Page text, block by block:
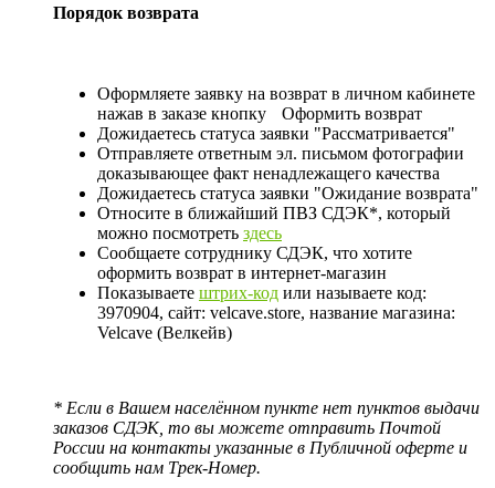
Порядок возврата
Оформляете заявку на возврат в личном кабинете
нажав в заказе кнопку
Оформить возврат
Дожидаетесь статуса заявки "Рассматривается"
Отправляете ответным эл. письмом фотографии
доказывающее факт ненадлежащего качества
Дожидаетесь статуса заявки "Ожидание возврата"
Относите в ближайший ПВЗ СДЭК*, который
можно посмотреть здесь
Сообщаете сотруднику СДЭК, что хотите
оформить возврат в интернет-магазин
Показываете штрих-код или называете код:
3970904, сайт: velcave.store, название магазина:
Velcave (Велкейв)
* Если в Вашем населённом пункте нет пунктов выдачи
заказов СДЭК, то вы можете отправить Почтой
России на контакты указанные в Публичной оферте и
сообщить нам Трек-Номер.